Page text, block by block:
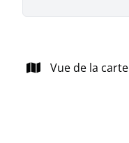
Vue de la carte